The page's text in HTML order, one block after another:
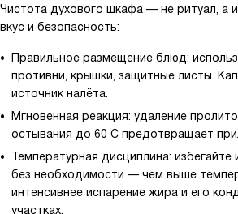
Чистота духового шкафа — не ритуал, а
вкус и безопасность:
Правильное размещение блюд:
противни, крышки, защитные листы.
источник налёта.
Мгновенная реакция: удаление
остывания до 60 C предотвращает
Температурная дисциплина: избегайте
без необходимости — чем выше
интенсивнее испарение жира и его
участках.